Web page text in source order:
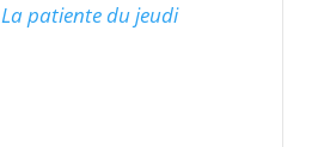
La patiente du jeudi